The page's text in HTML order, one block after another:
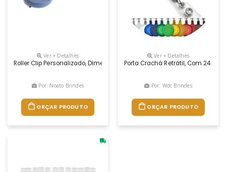
Ver + Detalhes
Roller Clip Personalizado, Dimensões 3 Cm, Cor Variada, Materia
Por: Noato Brindes
ORÇAR PRODUTO
Ver + Detalhes
Porta Crachá Retrátil, Com 24
Por: Wdc Brindes
ORÇAR PRODUTO